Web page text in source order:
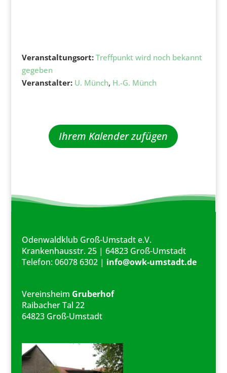
Veranstaltungsort: Treffpunkt wird noch bekannt
gegeben
Veranstalter: U. Münch, H.-G. Münch
Ihrem Kalender zufügen
Odenwaldklub Groß-Umstadt e.V.
Krankenhausstr. 25 | 64823 Groß-Umstadt
Telefon: 06078 6302 | info@owk-umstadt.de
Vereinsheim Gruberhof
Raibacher Tal 22
64823 Groß-Umstadt